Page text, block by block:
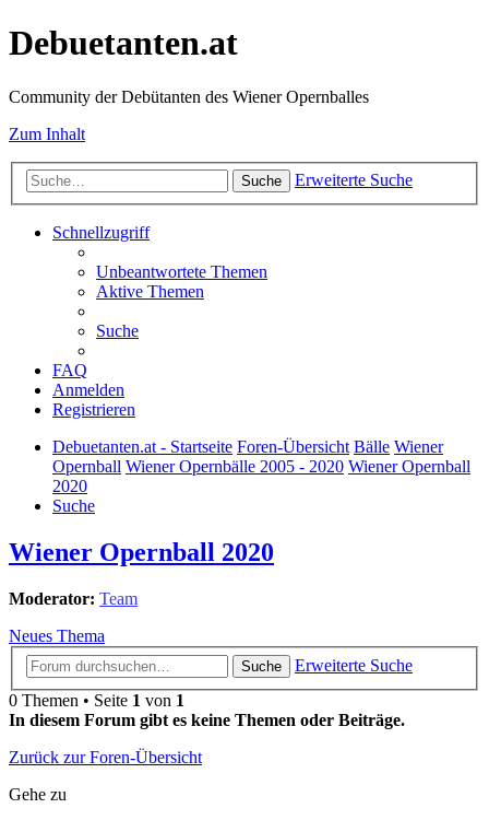
Debuetanten.at
Community der Debütanten des Wiener Opernballes
Zum Inhalt
Suche Erweiterte Suche
Schnellzugriff
Unbeantwortete Themen
Aktive Themen
Suche
FAQ
Anmelden
Registrieren
Debuetanten.at - Startseite Foren-Übersicht Bälle Wiener
Opernball Wiener Opernbälle 2005 - 2020 Wiener Opernball
2020
Suche
Wiener Opernball 2020
Moderator: Team
Neues Thema
Suche
Erweiterte Suche
0 Themen • Seite 1 von 1
In diesem Forum gibt es keine Themen oder Beiträge.
Zurück zur Foren-Übersicht
Gehe zu